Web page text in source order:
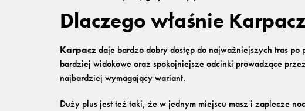
Dlaczego właśnie
Karpaczdaje bardzo dobry dostęp do najważniejszych tras po
bardziej widokowe oraz spokojniejsze odcinki prowadzące
najbardziej wymagający wariant.
Duży plus jest też taki, że w jednym miejscu masz i zaplecze